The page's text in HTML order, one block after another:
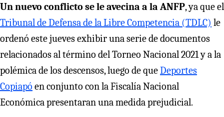
Un nuevo conflicto se le avecina a la ANFP, ya que el
Tribunal de Defensa de la Libre Competencia (TDLC) le
ordenó este jueves exhibir una serie de documentos
relacionados al término del Torneo Nacional 2021 y a la
polémica de los descensos, luego de queDeportes
Copiapó en conjunto con la Fiscalía Nacional
Económica presentaran una medida prejudicial.